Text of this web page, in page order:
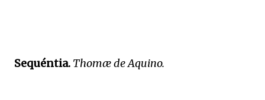
Sequéntia. Thomæ de Aquino.